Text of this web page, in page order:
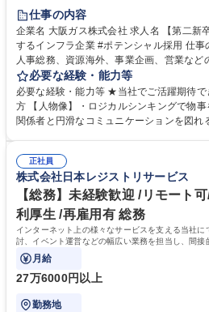
服装自由
第二新卒歓迎
仕事の内容
企業名 大阪ガス株式会社 求人名 【第二新卒】事務系総合職 #関西を代表
するインフラ企業 #ポテンシャル採用 仕事の内容 事務系総合職として、
人事総務、資源海外、事業企画、営業など
す。 【業務内容の一例】■所属事業部の勤
務 ■営業部門の企画スタッフ、ルート営業 【キャリアパス】入社後の配属
ポジションで一定期間ご活躍頂いた後、本
鑑みてジョブローテーションを行います。
表するインフラ企業 #ポテンシャル採用
必要な経験・能力等
必要な経験・能力等 ★当社でご活躍期待
方 【人物像】・ロジカルシンキングで物
関係者と円滑なコミュニケーションを図れる ■2024年度から2026年
72.html ■エネルギーセキュリティの不安定
甚大化など、これまで以上に社会課題解決
「未来の日常」の創造に向けて持続可能な
す。 学歴・資格 学歴：大学院 大学 語学力
正社員
株式会社日本レジストリサービス
【総務】未経験歓迎 /リモート
利厚生 /再雇用有 総務
インターネット上の様々なサービスを支える当社
討、イベント運営などの幅広い業務を担当し、間接
ている部署です。
月給
27万6000円以上
勤務地